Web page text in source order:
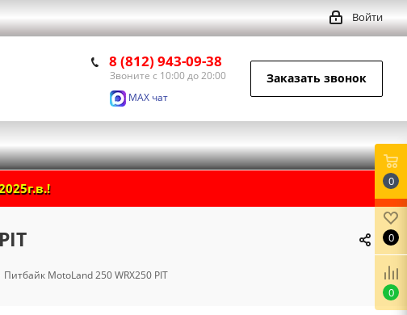
Войти
8 (812) 943-09-38
Звоните с 10:00 до 20:00
MAX чат
Заказать звонок
Питбайк MotoLand 250 WRX250 PIT
0
0
0